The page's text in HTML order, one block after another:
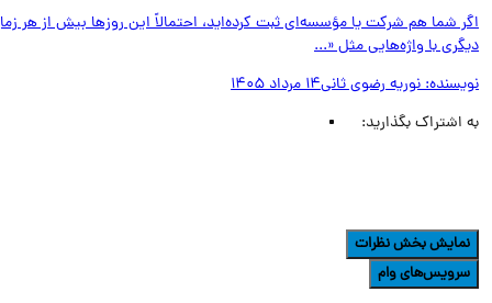
شما هم شرکت یا مؤسسه‌ای ثبت کرده‌اید، احتمالاً این روزها بیش از هر زمان
با واژه‌هایی مثل «...
نوریه رضوی ثانی14 مرداد 1405
اشتراک بگذارید:
بخش نظرات
وام